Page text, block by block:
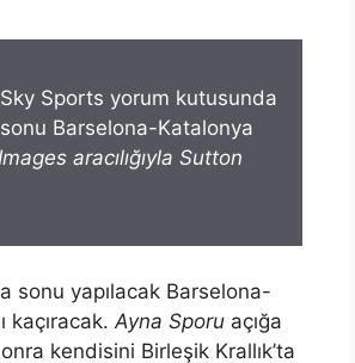
Barselona-Katalonya
aracılığıyla Sutton
sonu yapılacak Barselona-
kaçıracak. Ayna Sporu açığa
kendisini Birleşik Krallık’ta